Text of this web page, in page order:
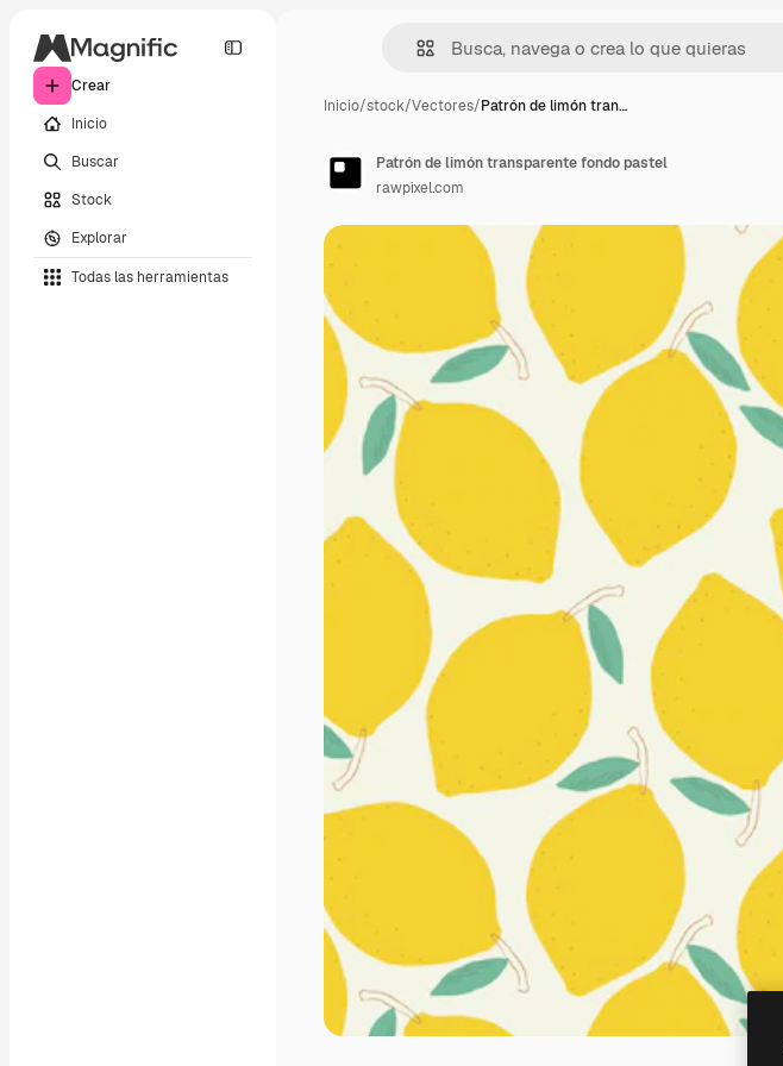
Crear
Inicio
Buscar
Stock
Explorar
Todas las herramientas
Inicio/stock/Vectores/Patrón de limón tran…
Patrón de limón transparente fondo pastel
rawpixel.com